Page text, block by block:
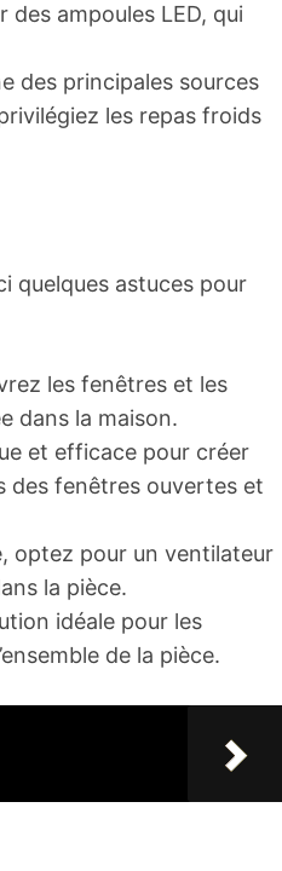
ampoules LED, qui
des principales sources
les repas froids
quelques astuces pour
les fenêtres et les
dans la maison.
et efficace pour créer
des fenêtres ouvertes et
optez pour un ventilateur
la pièce.
idéale pour les
de la pièce.